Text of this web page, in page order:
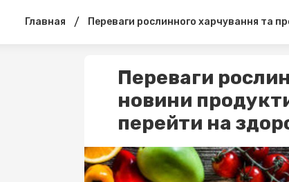
Главная / Переваги рослинного харчування та
Переваги
новини
перейти на